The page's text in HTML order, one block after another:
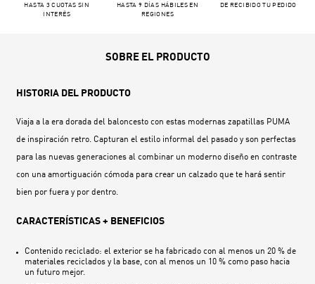
HASTA 3 CUOTAS SIN
INTERÉS
HASTA 9 DÍAS HÁBILES EN
REGIONES
DE RECIBIDO TU PEDIDO
SOBRE EL PRODUCTO
HISTORIA DEL PRODUCTO
Viaja a la era dorada del baloncesto con estas modernas zapatillas PUMA
de inspiración retro. Capturan el estilo informal del pasado y son perfectas
para las nuevas generaciones al combinar un moderno diseño en contraste
con una amortiguación cómoda para crear un calzado que te hará sentir
bien por fuera y por dentro.
CARACTERÍSTICAS + BENEFICIOS
Contenido reciclado: el exterior se ha fabricado con al menos un 20 % de
materiales reciclados y la base, con al menos un 10 % como paso hacia
un futuro mejor.